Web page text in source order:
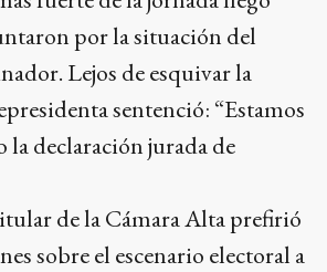
por la situación del
Lejos de esquivar la
sentenció: “Estamos
la declaración jurada de
de la Cámara Alta prefirió
sobre el escenario electoral a